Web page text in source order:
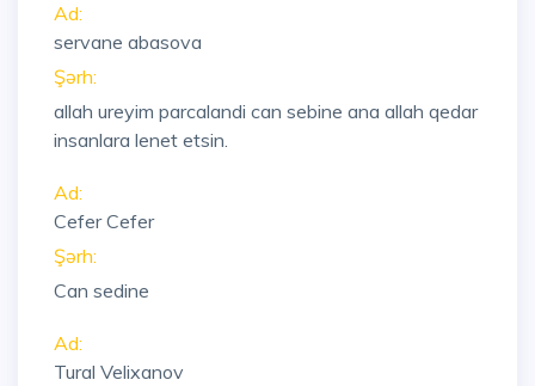
Ad:
servane abasova
Şərh:
allah ureyim parcalandi can sebine ana allah qedar
insanlara lenet etsin.
Ad:
Cefer Cefer
Şərh:
Can sedine
Ad:
Tural Velixanov